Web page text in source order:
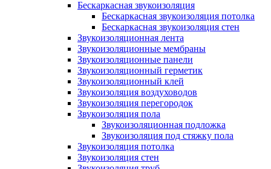
Бескаркасная звукоизоляция
Бескаркасная звукоизоляция потолка
Бескаркасная звукоизоляция стен
Звукоизоляционная лента
Звукоизоляционные мембраны
Звукоизоляционные панели
Звукоизоляционный герметик
Звукоизоляционный клей
Звукоизоляция воздуховодов
Звукоизоляция перегородок
Звукоизоляция пола
Звукоизоляционная подложка
Звукоизоляция под стяжку пола
Звукоизоляция потолка
Звукоизоляция стен